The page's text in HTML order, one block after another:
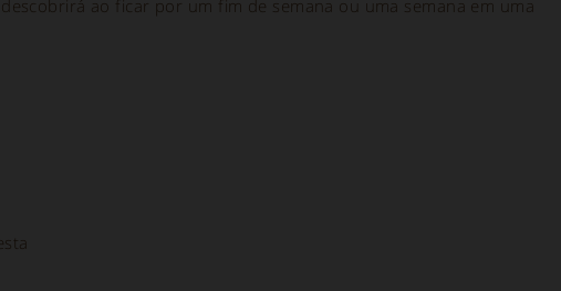
ao ficar por um fim de semana ou uma semana em uma